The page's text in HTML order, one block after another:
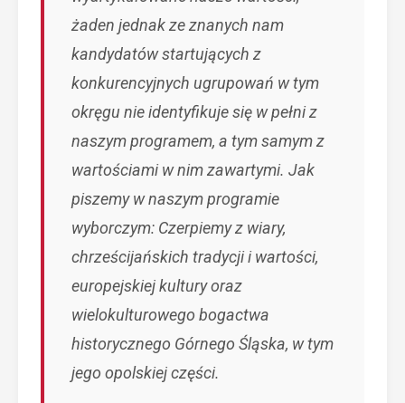
żaden jednak ze znanych nam
kandydatów startujących z
konkurencyjnych ugrupowań w tym
okręgu nie identyfikuje się w pełni z
naszym programem, a tym samym z
wartościami w nim zawartymi. Jak
piszemy w naszym programie
wyborczym: Czerpiemy z wiary,
chrześcijańskich tradycji i wartości,
europejskiej kultury oraz
wielokulturowego bogactwa
historycznego Górnego Śląska, w tym
jego opolskiej części.